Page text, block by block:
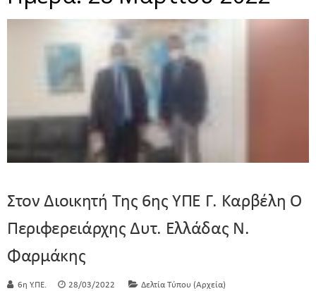
Στον Διοικητή Της 6ης ΥΠΕ Γ. Καρβέλη Ο
Περιφερειάρχης Δυτ. Ελλάδας Ν.
Φαρμάκης
6η Υ.ΠΕ. 28/03/2022 Δελτία Τύπου (Αρχεία)